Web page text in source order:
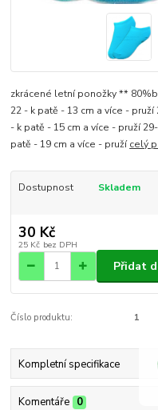
zkrácené letní ponožky **
22 - k patě - 13 cm a více -
- k patě - 15 cm a více - pruží
patě - 19 cm a více - pružícelý
Dostupnost Skladem
30 Kč
25 Kč bez DPH
Přidat
Číslo produktu: 1
Kompletní specifikace
Komentáře 0